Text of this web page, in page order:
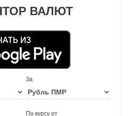
ВАЛЮТ
За
По курсу от